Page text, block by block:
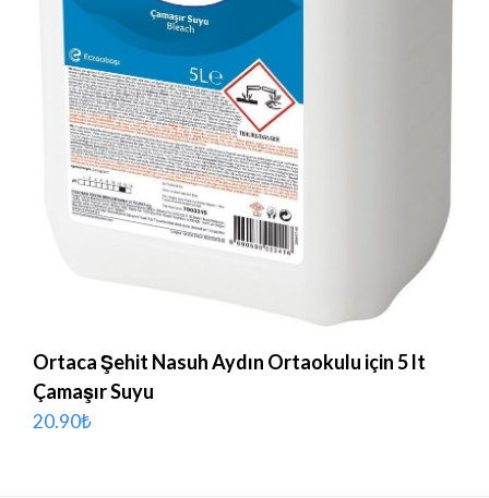
Ortaca Şehit Nasuh Aydın Ortaokulu için 5 lt
Çamaşır Suyu
20.90₺